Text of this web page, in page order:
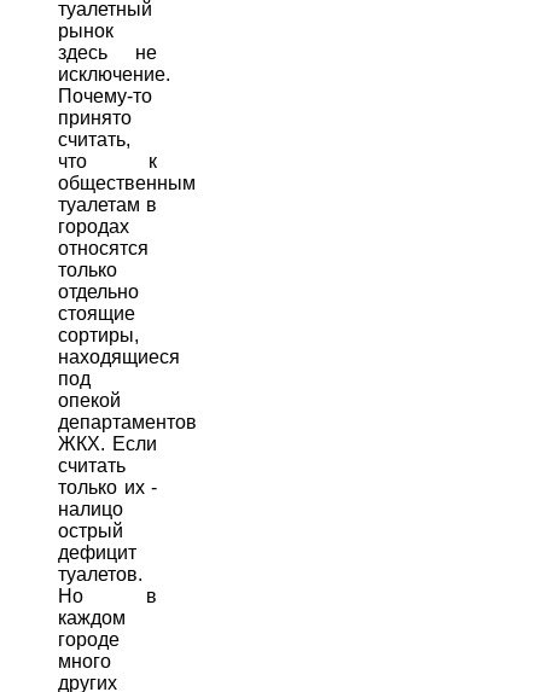
туалетный
рынок
здесь не
исключение.
Почему-то
принято
считать,
что к
общественным
туалетам в
городах
относятся
только
отдельно
стоящие
сортиры,
находящиеся
под
опекой
департаментов
ЖКХ. Если
считать
только их -
налицо
острый
дефицит
туалетов.
Но в
каждом
городе
много
других